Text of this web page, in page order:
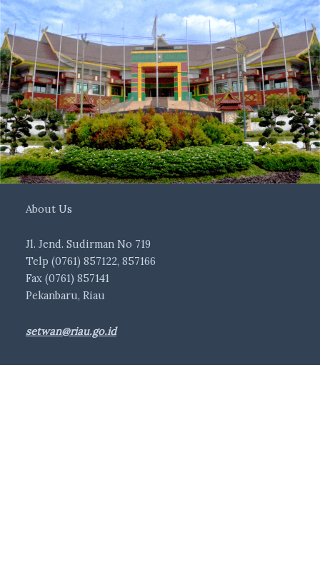
About Us
Jl. Jend. Sudirman No 719
Telp (0761) 857122, 857166
Fax (0761) 857141
Pekanbaru, Riau
setwan@riau.go.id